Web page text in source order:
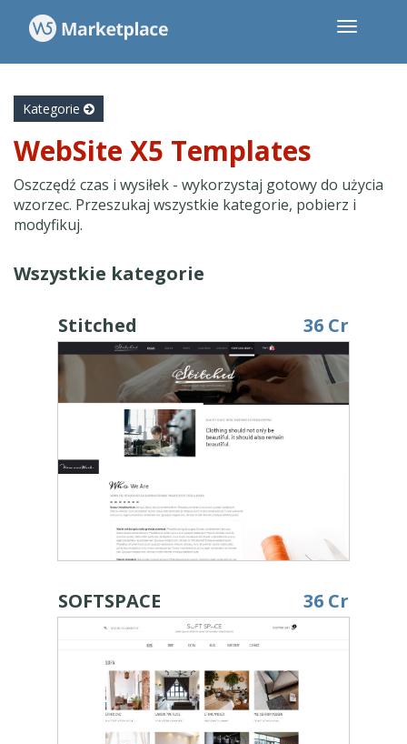
Kategorie
WebSite X5 Templates
Oszczędź czas i wysiłek - wykorzystaj gotowy do użycia
wzorzec. Przeszukaj wszystkie kategorie, pobierz i
modyfikuj.
Wszystkie kategorie
Stitched 36 Cr
SOFTSPACE 36 Cr